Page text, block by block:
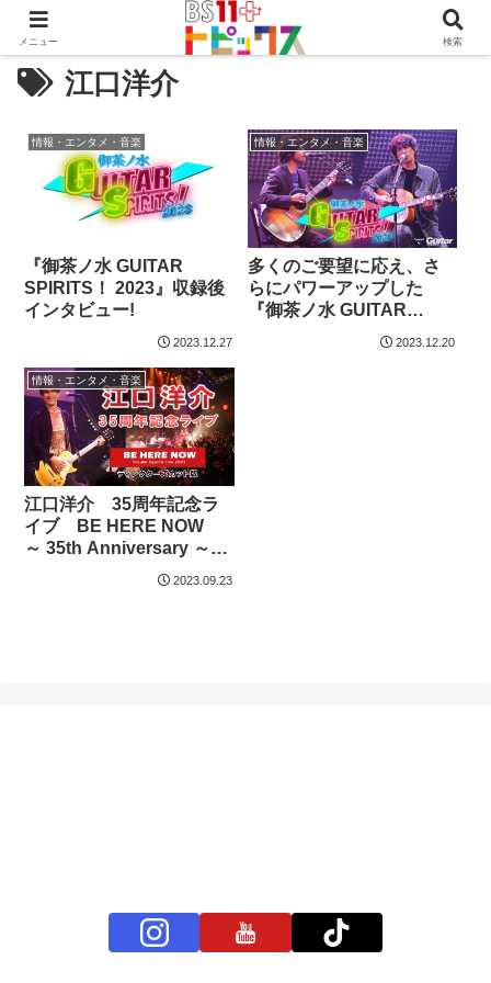
江口洋介
情報・エンタメ・音楽
『御茶ノ水 GUITAR
SPIRITS！ 2023』収録後
インタビュー!
2023.12.27
情報・エンタメ・音楽
多くのご要望に応え、さ
らにパワーアップした
『御茶ノ水 GUITAR
SPIRITS！ 2023』が12月
24日(日) 21時より
2023.12.20
情報・エンタメ・音楽
江口洋介 35周年記念ラ
イブ BE HERE NOW
～ 35th Anniversary ～
Yosuke Eguchi LIVE
2023 ディレクターズカッ
2023.09.23
メニュー 検索